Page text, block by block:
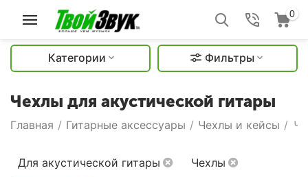
0
Категории Фильтры
Чехлы для акустической гитары
Главная / Гитарные аксессуары / Чехлы и кейсы /
Для акустической гитары
Чехлы